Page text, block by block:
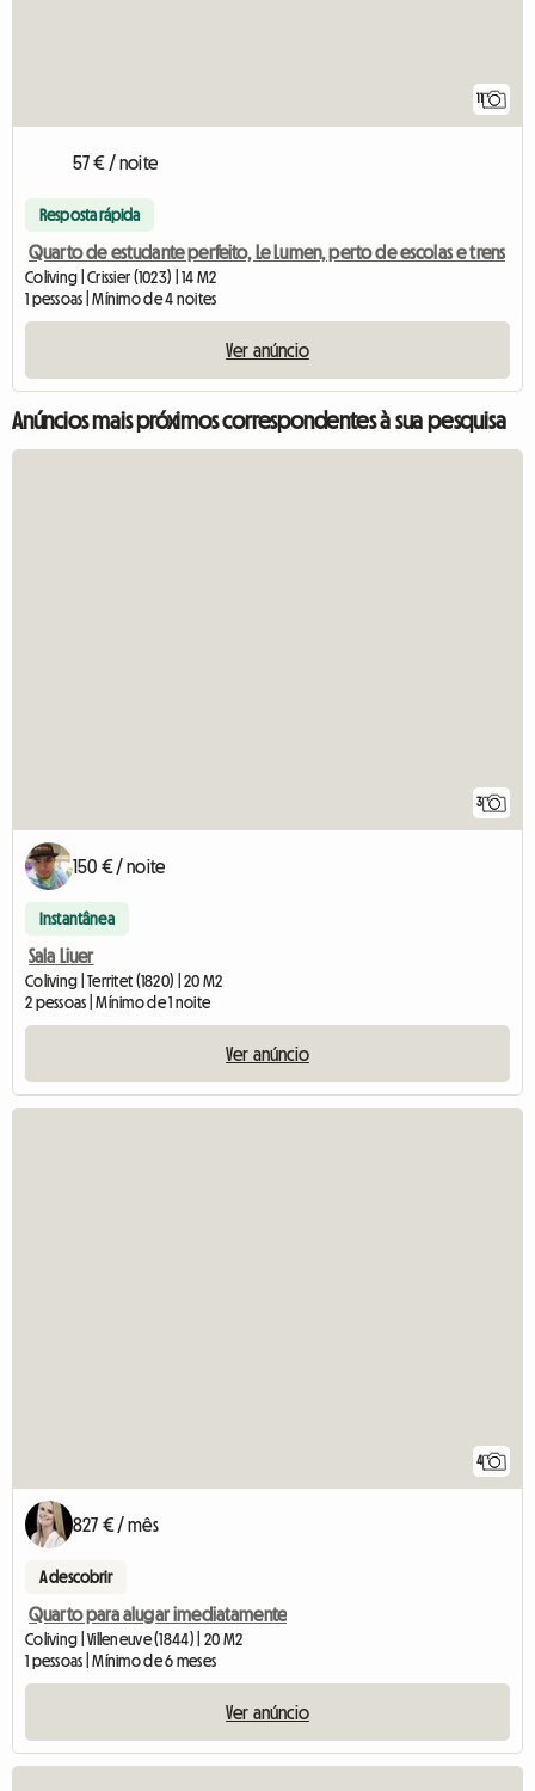
11
57 € / noite
Resposta rápida
Quarto de estudante perfeito, Le Lumen, perto de escolas e trens
Coliving | Crissier (1023) | 14 M2
1 pessoas | Mínimo de 4 noites
Ver anúncio
Anúncios mais próximos correspondentes à sua pesquisa
3
150 € / noite
Instantânea
Sala Liuer
Coliving | Territet (1820) | 20 M2
2 pessoas | Mínimo de 1 noite
Ver anúncio
4
827 € / mês
A descobrir
Quarto para alugar imediatamente
Coliving | Villeneuve (1844) | 20 M2
1 pessoas | Mínimo de 6 meses
Ver anúncio